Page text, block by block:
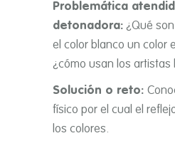
Problemática
detonadora: ¿Qué
el color blanco un color
¿cómo usan los artistas
Solución o reto:
físico por el cual el
los colores.